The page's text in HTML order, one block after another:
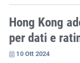
Hong Kong
per dati e
10 Ott 2024